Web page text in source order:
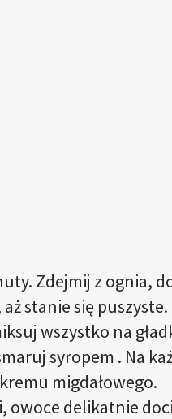
Zdejmij z ognia,
stanie się puszyste.
wszystko na
syropem . Na
migdałowego.
owoce delikatnie